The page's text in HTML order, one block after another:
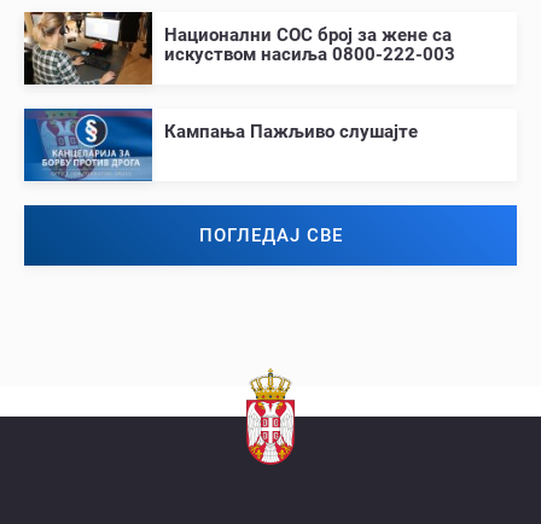
Национални СОС број за жене са
искуством насиља 0800-222-003
Кампања Пажљиво слушајте
ПОГЛЕДАЈ СВЕ